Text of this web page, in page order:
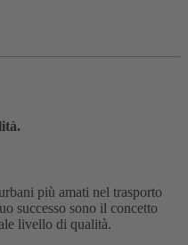
più amati nel trasporto
successo sono il concetto
livello di qualità.